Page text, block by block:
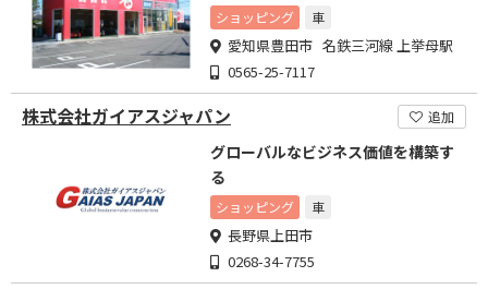
ら今がチャンス！
ショッピング 車
愛知県豊田市 名鉄三河線 上挙母駅
0565-25-7117
株式会社ガイアスジャパン 追加
グローバルなビジネス価値を構築す
る
ショッピング 車
長野県上田市
0268-34-7755